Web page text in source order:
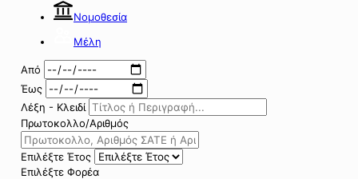
Νομοθεσία
Μέλη
Από
Έως
Λέξη - Κλειδί
Πρωτοκολλο/Αριθμός
Επιλέξτε Έτος
Επιλέξτε Φορέα